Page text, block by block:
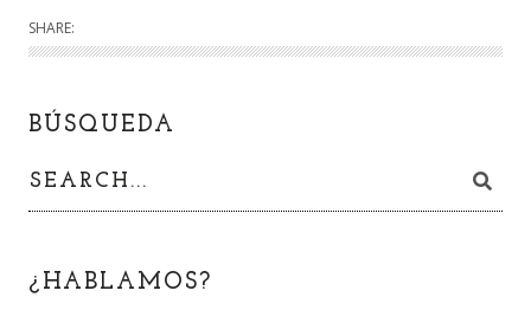
SHARE:
BÚSQUEDA
¿HABLAMOS?